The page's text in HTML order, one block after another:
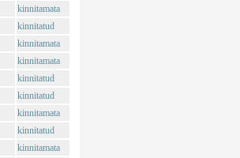
kinnitamata
kinnitatud
kinnitamata
kinnitamata
kinnitatud
kinnitatud
kinnitamata
kinnitatud
kinnitamata